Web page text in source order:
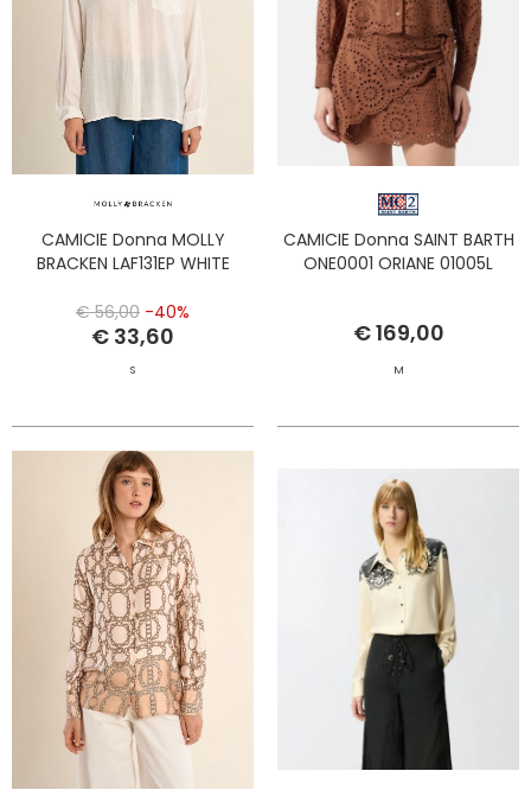
CAMICIE Donna MOLLY
BRACKEN LAF131EP WHITE
€ 56,00 -40%
€ 33,60
S
CAMICIE Donna SAINT BARTH
ONE0001 ORIANE 01005L
€ 169,00
M